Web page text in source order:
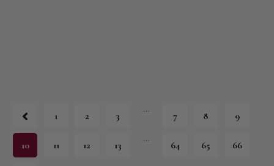
1 2 3
…
7 8 9
10 11 12 13
…
64 65 66